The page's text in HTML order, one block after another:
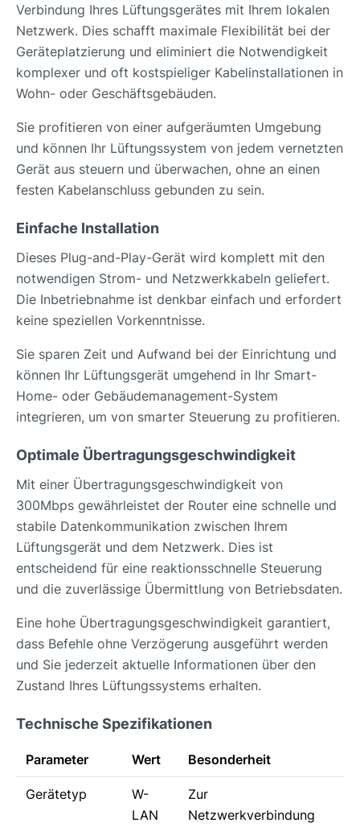
Verbindung Ihres Lüftungsgerätes mit Ihrem lokalen
Netzwerk. Dies schafft maximale Flexibilität bei der
Geräteplatzierung und eliminiert die Notwendigkeit
komplexer und oft kostspieliger Kabelinstallationen in
Wohn- oder Geschäftsgebäuden.
Sie profitieren von einer aufgeräumten Umgebung
und können Ihr Lüftungssystem von jedem vernetzten
Gerät aus steuern und überwachen, ohne an einen
festen Kabelanschluss gebunden zu sein.
Einfache Installation
Dieses Plug-and-Play-Gerät wird komplett mit den
notwendigen Strom- und Netzwerkkabeln geliefert.
Die Inbetriebnahme ist denkbar einfach und erfordert
keine speziellen Vorkenntnisse.
Sie sparen Zeit und Aufwand bei der Einrichtung und
können Ihr Lüftungsgerät umgehend in Ihr Smart-
Home- oder Gebäudemanagement-System
integrieren, um von smarter Steuerung zu profitieren.
Optimale Übertragungsgeschwindigkeit
Mit einer Übertragungsgeschwindigkeit von
300Mbps gewährleistet der Router eine schnelle und
stabile Datenkommunikation zwischen Ihrem
Lüftungsgerät und dem Netzwerk. Dies ist
entscheidend für eine reaktionsschnelle Steuerung
und die zuverlässige Übermittlung von Betriebsdaten.
Eine hohe Übertragungsgeschwindigkeit garantiert,
dass Befehle ohne Verzögerung ausgeführt werden
und Sie jederzeit aktuelle Informationen über den
Zustand Ihres Lüftungssystems erhalten.
Technische Spezifikationen
Parameter Wert Besonderheit
Gerätetyp
W-
LAN
Zur
Netzwerkverbindung